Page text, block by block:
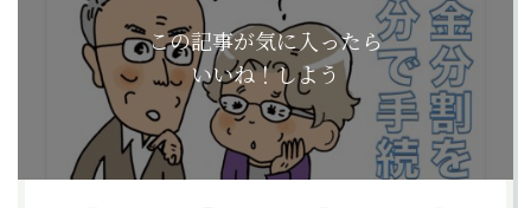
この記事が気に入ったら
いいね！しよう